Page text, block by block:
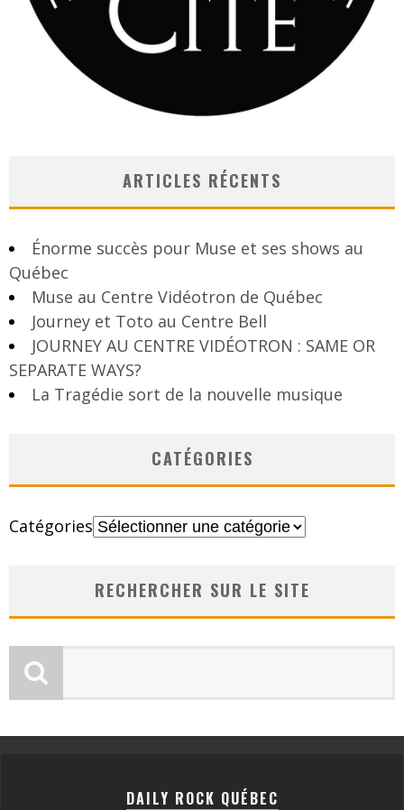
ARTICLES RÉCENTS
Énorme succès pour Muse et ses shows au
Québec
Muse au Centre Vidéotron de Québec
Journey et Toto au Centre Bell
JOURNEY AU CENTRE VIDÉOTRON : SAME OR
SEPARATE WAYS?
La Tragédie sort de la nouvelle musique
CATÉGORIES
Catégories
RECHERCHER SUR LE SITE
DAILY ROCK QUÉBEC